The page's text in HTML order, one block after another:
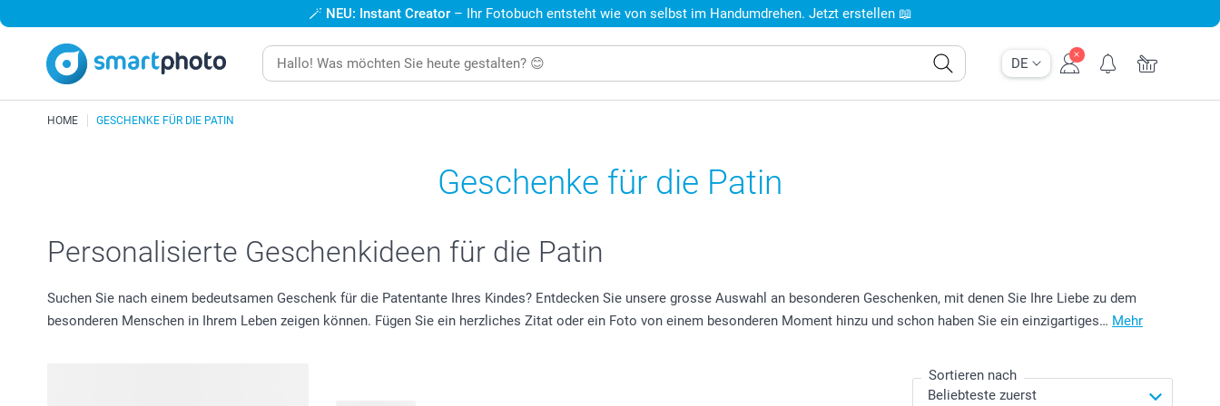
DE
🪄 NEU: Instant Creator – Ihr Fotobuch entsteht wie von selbst im Handumdrehen. Jetzt erstellen 📖
HOME GESCHENKE FÜR DIE PATIN
Geschenke für die Patin
Personalisierte Geschenkideen für die Patin
Suchen Sie nach einem bedeutsamen Geschenk für die Patentante Ihres Kindes? Entdecken Sie unsere grosse Auswahl an besonderen Geschenken, mit denen Sie Ihre Liebe zu dem
besonderen Menschen in Ihrem Leben zeigen können. Fügen Sie ein herzliches Zitat oder ein Foto von einem besonderen Moment hinzu und schon haben Sie ein einzigartiges… Mehr
Sortieren nach